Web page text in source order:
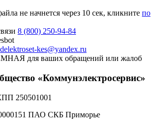
не начнется через 10 сек, кликните по
8 (800) 250-94-84
delektroset-kes@yandex.ru
для ваших обращений или жалоб
«Коммунэлектросервис»
250501001
ПАО СКБ Приморье